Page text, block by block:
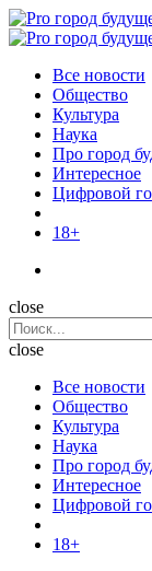
Menu
Поиск
Menu
Все новости
Общество
Культура
Наука
Про город
Интересное
Цифровой
18+
Поиск
close
Search
for:
close
Все новости
Общество
Культура
Наука
Про город
Интересное
Цифровой
18+